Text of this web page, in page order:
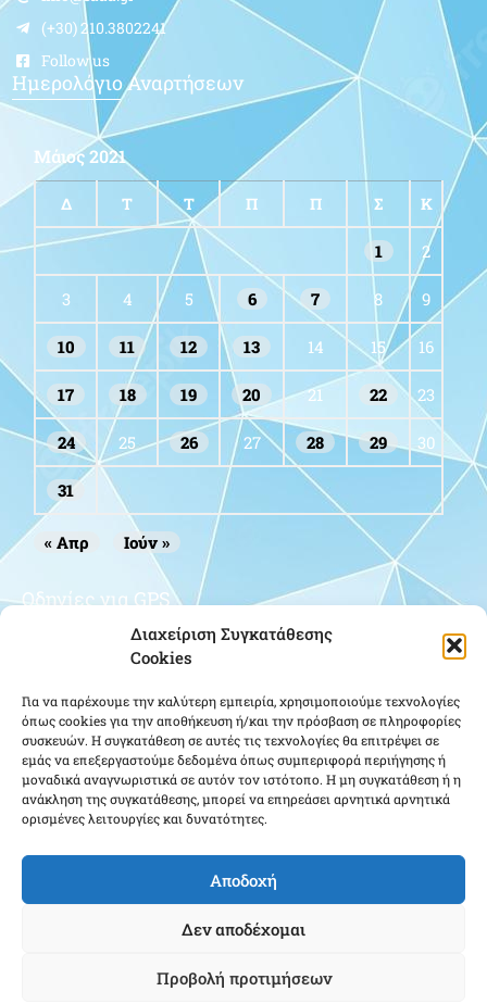
Διαχείριση Συγκατάθεσης
Cookies
Για να παρέχουμε την καλύτερη εμπειρία, χρησιμοποιούμε τεχνολογίες
όπως cookies για την αποθήκευση ή/και την πρόσβαση σε πληροφορίες
συσκευών. Η συγκατάθεση σε αυτές τις τεχνολογίες θα επιτρέψει σε
εμάς να επεξεργαστούμε δεδομένα όπως συμπεριφορά περιήγησης ή
μοναδικά αναγνωριστικά σε αυτόν τον ιστότοπο. Η μη συγκατάθεση ή η
ανάκληση της συγκατάθεσης, μπορεί να επηρεάσει αρνητικά αρνητικά
ορισμένες λειτουργίες και δυνατότητες.
Αποδοχή
Δεν αποδέχομαι
Προβολή προτιμήσεων
(+30) 210.3802241
Follow us
Ημερολόγιο Αναρτήσεων
Μάιος 2021
Δ Τ Τ Π Π Σ Κ
1 2
3 4 5 6 7 8 9
10 11 12 13 14 15 16
17 18 19 20 21 22 23
24 25 26 27 28 29 30
31
« Απρ Ιούν »
Οδηγίες για GPS
Κάντε κλικ για να αποδεχτείτε cookies
εμπορικής προώθησης και να